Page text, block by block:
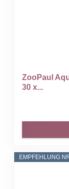
ZooPaul
30 x...
EMPFEHLUNG